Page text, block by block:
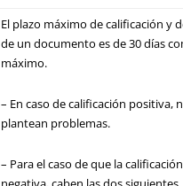
El plazo máximo de calificación y
de un documento es de 30 días
máximo.
– En caso de calificación positiva,
plantean problemas.
– Para el caso de que la